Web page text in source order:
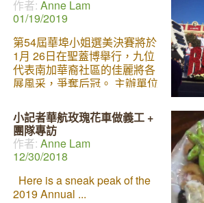
作者: Anne Lam
01/19/2019
第54屆華埠小姐選美決賽將於
1月 26日在聖蓋博舉行，九位
代表南加華裔社區的佳麗將各
展風采，爭奪后冠。 主辦單位
新春慶會新聞發佈會，向傳媒
介紹各位華埠小姐選美的參賽
者，以及第120屆金龍大遊行
的準備情況。兩位小記者
Alicia & Phoebe 參與了整個
現場採訪和報導活動的過程，
還訪問了中華總商會主席莊佩
小記者華航玫瑰花車做義工 +
團隊專訪
作者: Anne Lam
12/30/2018
Here is a sneak peak of the
2019 Annual